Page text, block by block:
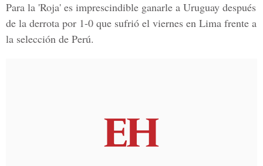
Para la 'Roja' es imprescindible ganarle a Uruguay después
de la derrota por 1-0 que sufrió el viernes en Lima frente a
la selección de Perú.